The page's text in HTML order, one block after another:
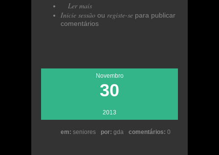
Ler mais
em segundo lugar no
Campeonato Distrital
Inicie sessão ou registe-se para publicar
comentários
Novembro
30
2013
em: seniores por: gda comentários: 0